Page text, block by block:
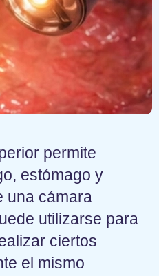
permite
estómago y
una cámara
utilizarse para
ciertos
el mismo